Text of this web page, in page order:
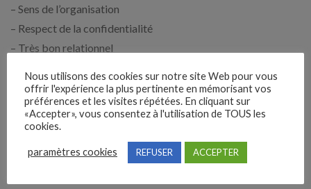
– Sens de l’organisation
– Respect de la confidentialité
– Très bon relationnel
Ce que nous proposons :
– CDI 38h/semaine
– Mutuelle familiale prise en charge à 70% par ERB
Nous utilisons des cookies sur notre site Web pour vous
offrir l'expérience la plus pertinente en mémorisant vos
préférences et les visites répétées. En cliquant sur
«Accepter», vous consentez à l'utilisation de TOUS les
cookies.
paramètres cookies REFUSER ACCEPTER